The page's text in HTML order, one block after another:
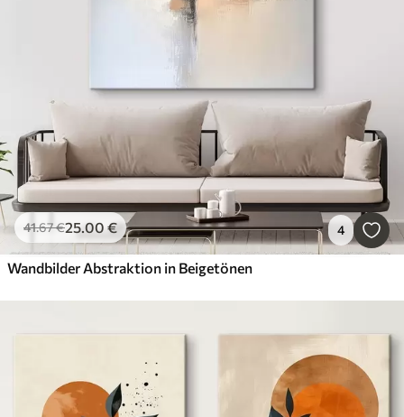
41.67€25.00 € 4
Wandbilder Abstraktion in Beigetönen